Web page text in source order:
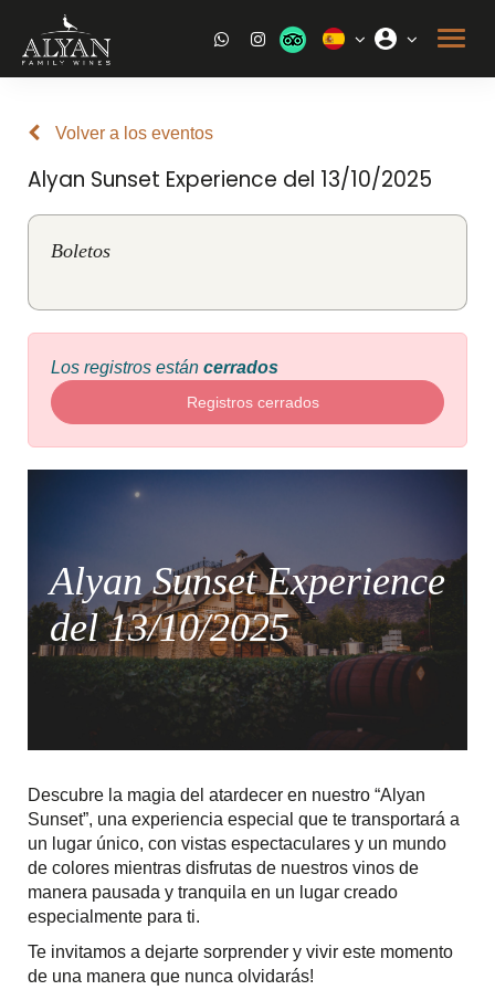
Volver a los eventos
Alyan Sunset Experience del 13/10/2025
Boletos
Los registros están cerrados
Registros cerrados
Alyan Sunset Experience
del 13/10/2025
Descubre la magia del atardecer en nuestro “Alyan
Sunset”, una experiencia especial que te transportará a
un lugar único, con vistas espectaculares y un mundo
de colores mientras disfrutas de nuestros vinos de
manera pausada y tranquila en un lugar creado
especialmente para ti.
Te invitamos a dejarte sorprender y vivir este momento
de una manera que nunca olvidarás!